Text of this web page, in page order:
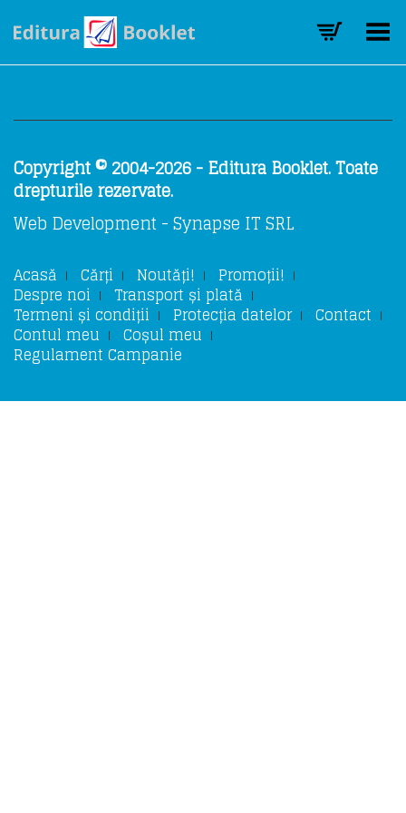
Toggle Menu
Copyright © 2004-2026 - Editura Booklet. Toate
drepturile rezervate.
Web Development - Synapse IT SRL
Acasă Cărți Noutăți! Promoții!
Despre noi Transport și plată
Termeni și condiții Protecția datelor Contact
Contul meu Coșul meu
Regulament Campanie